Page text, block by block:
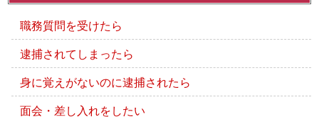
職務質問を受けたら
逮捕されてしまったら
身に覚えがないのに逮捕されたら
面会・差し入れをしたい